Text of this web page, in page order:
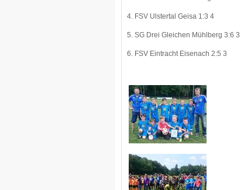
4. FSV Ulstertal Geisa 1:3 4
5. SG Drei Gleichen Mühlberg 3:6 3
6. FSV Eintracht Eisenach 2:5 3